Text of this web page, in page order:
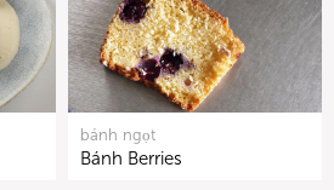
bánh ngọt
Bánh Berries